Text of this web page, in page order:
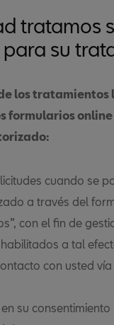
tratamos
su
los tratamientos
formularios online
cuando se
a través del
con el fin de
a tal
con usted
su